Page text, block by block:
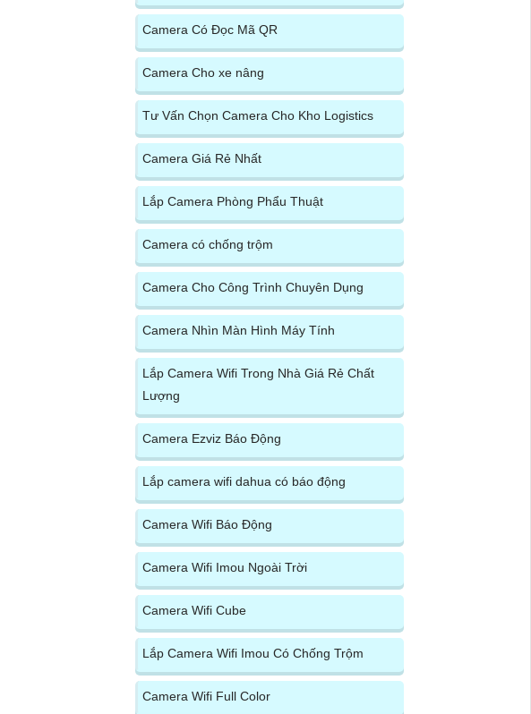
Camera Có Đọc Mã QR
Camera Cho xe nâng
Tư Vấn Chọn Camera Cho Kho Logistics
Camera Giá Rẻ Nhất
Lắp Camera Phòng Phẩu Thuật
Camera có chống trộm
Camera Cho Công Trình Chuyên Dụng
Camera Nhìn Màn Hình Máy Tính
Lắp Camera Wifi Trong Nhà Giá Rẻ Chất
Lượng
Camera Ezviz Báo Động
Lắp camera wifi dahua có báo động
Camera Wifi Báo Động
Camera Wifi Imou Ngoài Trời
Camera Wifi Cube
Lắp Camera Wifi Imou Có Chống Trộm
Camera Wifi Full Color